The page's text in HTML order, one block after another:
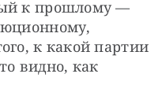
к прошлому —
к какой партии
видно, как